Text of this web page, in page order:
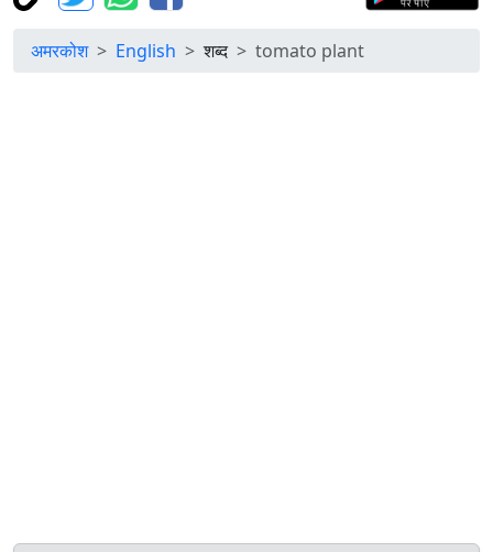
अमरकोश English शब्द tomato plant